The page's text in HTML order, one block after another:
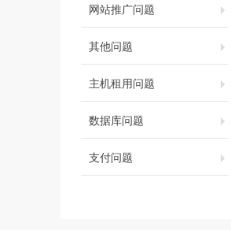
网站推广问题
其他问题
主机租用问题
数据库问题
支付问题